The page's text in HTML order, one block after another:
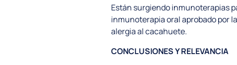
Están surgiendo inmunoterapias
inmunoterapia oral aprobado por
alergia al cacahuete.
CONCLUSIONES Y RELEVANCIA